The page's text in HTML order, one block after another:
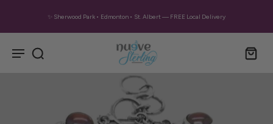
✨ Sherwood Park • Edmonton • St. Albert — FREE Local Delivery